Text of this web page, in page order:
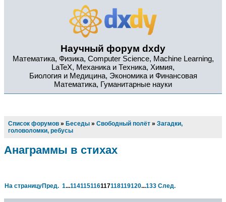
Научный форум dxdy
Математика, Физика, Computer Science, Machine Learning,
LaTeX, Механика и Техника, Химия,
Биология и Медицина, Экономика и Финансовая
Математика, Гуманитарные науки
Список форумов » Беседы » Свободный полёт » Загадки,
головоломки, ребусы
Анаграммы в стихах
На страницуПред. 1...114115116117118119120...133 След.